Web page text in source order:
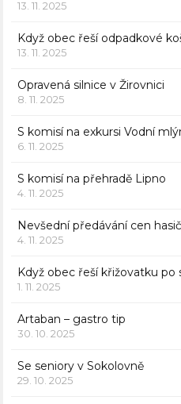
13. 11. 2025
Když obec řeší odpadkové
13. 11. 2025
Opravená silnice v Žirovnici
8. 11. 2025
S komisí na exkursi Vodní
6. 11. 2025
S komisí na přehradě Lipno
4. 11. 2025
Nevšední předávání cen
4. 11. 2025
Když obec řeší křižovatku po
1. 11. 2025
Artaban – gastro tip
30. 10. 2025
Se seniory v Sokolovně
29. 10. 2025